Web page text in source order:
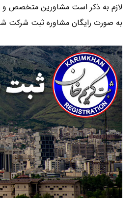
لازم به ذکر است مشاورین متخصص
به صورت رایگان مشاوره ثبت شرکت